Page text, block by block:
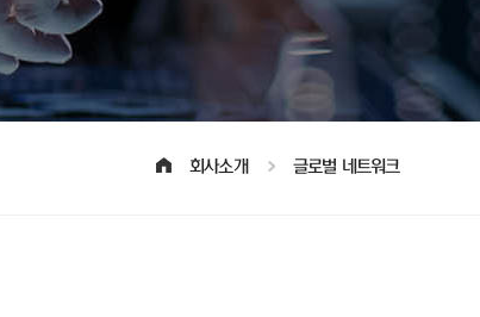
회사소개 글로벌 네트워크